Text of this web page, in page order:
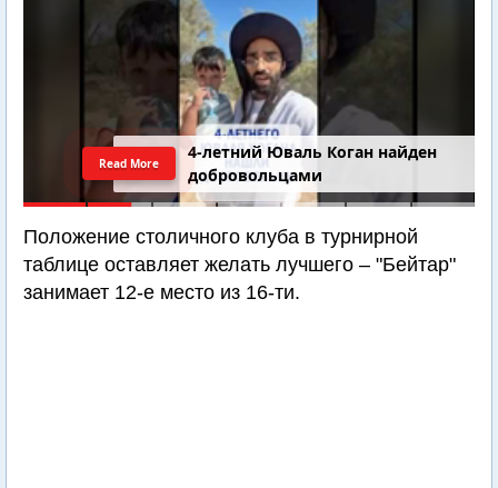
4-летний Юваль Коган найден
добровольцами
Read More
Положение столичного клуба в турнирной
таблице оставляет желать лучшего – "Бейтар"
занимает 12-е место из 16-ти.